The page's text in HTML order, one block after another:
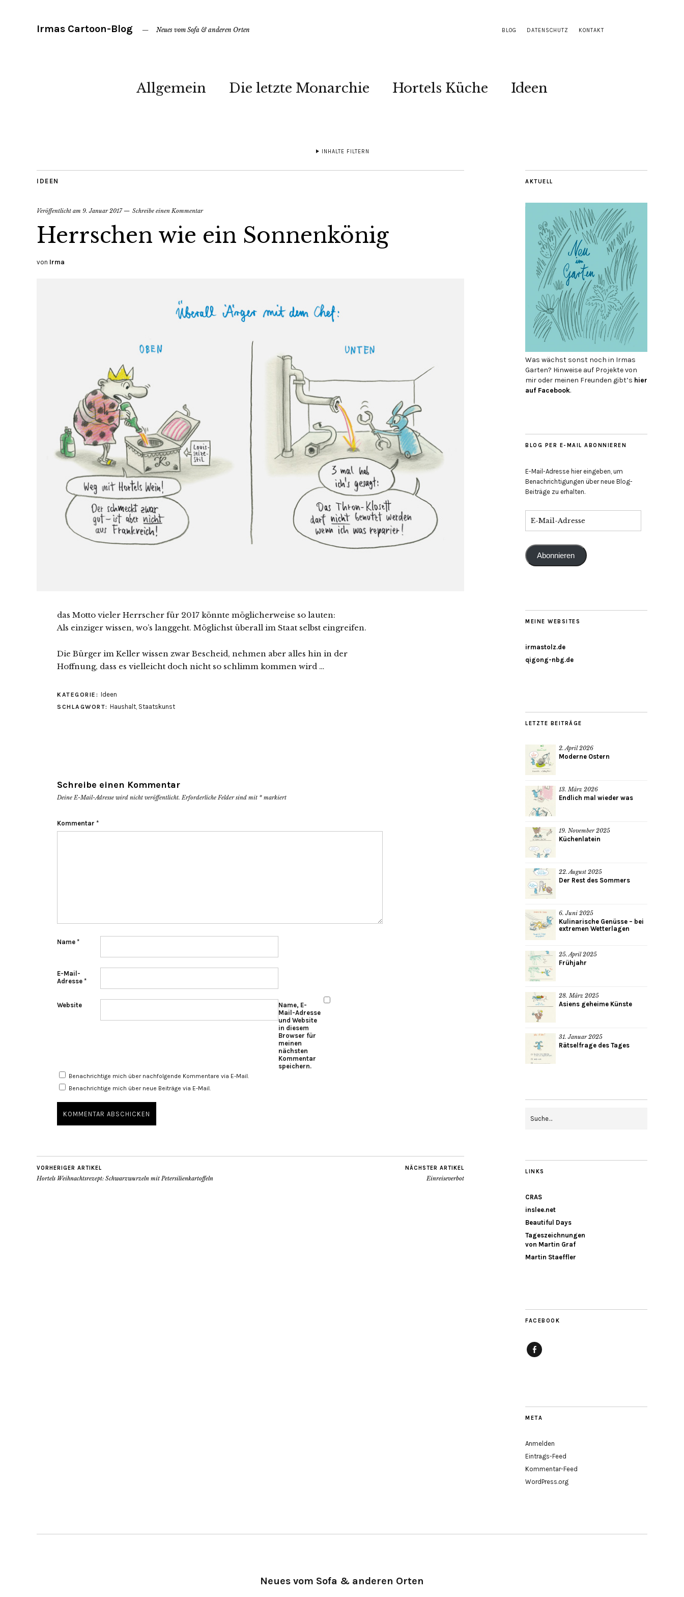
BLOG DATENSCHUTZ KONTAKT
Irmas Cartoon-Blog Neues vom Sofa & anderen Orten
Allgemein Die letzte Monarchie Hortels Küche Ideen
INHALTE FILTERN
IDEEN
Veröffentlicht am 9. Januar 2017 Schreibe einen Kommentar
Herrschen wie ein Sonnenkönig
von Irma
das Motto vieler Herrscher für 2017 könnte möglicherweise so lauten:
Als einziger wissen, wo’s langgeht. Möglichst überall im Staat selbst eingreifen.
Die Bürger im Keller wissen zwar Bescheid, nehmen aber alles hin in der
Hoffnung, dass es vielleicht doch nicht so schlimm kommen wird …
KATEGORIE: Ideen
SCHLAGWORT: Haushalt Staatskunst
Schreibe einen Kommentar
Deine E-Mail-Adresse wird nicht veröffentlicht. Erforderliche Felder sind mit * markiert
Kommentar *
Name *
E-Mail-
Adresse *
Website
Name, E-
Mail-Adresse
und Website
in diesem
Browser für
meinen
nächsten
Kommentar
speichern.
Benachrichtige mich über nachfolgende Kommentare via E-Mail.
Benachrichtige mich über neue Beiträge via E-Mail.
VORHERIGER ARTIKEL
Hortels Weihnachtsrezept: Schwarzwurzeln mit Petersilienkartoffeln
NÄCHSTER ARTIKEL
Einreiseverbot
AKTUELL
Was wächst sonst noch in Irmas
Garten? Hinweise auf Projekte von
mir oder meinen Freunden gibt’s hier
auf Face­book.
BLOG PER E-MAIL ABONNIEREN
E-Mail-Adresse hier eingeben, um
Benachrichtigungen über neue Blog-
Beiträge zu erhalten.
Abonnieren
MEINE WEBSITES
irmastolz.de
qigong-nbg.de
LETZTE BEITRÄGE
2. April 2026
Moderne Ostern
13. März 2026
Endlich mal wieder was
19. November 2025
Küchenlatein
22. August 2025
Der Rest des Sommers
6. Juni 2025
Kulinarische Genüsse – bei
extremen Wetterlagen
25. April 2025
Frühjahr
28. März 2025
Asiens geheime Künste
31. Januar 2025
Rätselfrage des Tages
LINKS
CRAS
inslee.net
Beautiful Days
Tageszeichnungen
von Martin Graf
Martin Staeffler
FACEBOOK
META
Anmelden
Eintrags-Feed
Kommentar-Feed
WordPress.org
Neues vom Sofa & anderen Orten